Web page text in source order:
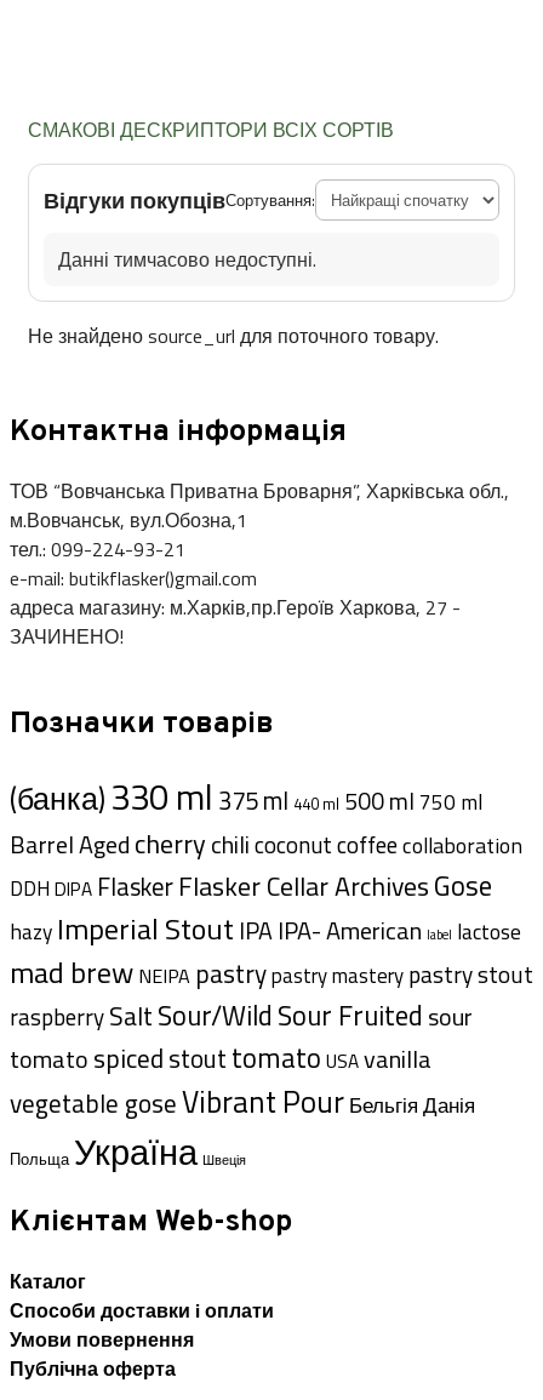
СМАКОВІ ДЕСКРИПТОРИ ВСІХ СОРТІВ
Відгуки покупцівСортування:
Данні тимчасово недоступні.
Не знайдено source_url для поточного товару.
Контактна інформація
ТОВ “Вовчанська Приватна Броварня”, Харківська обл.,
м.Вовчанськ, вул.Обозна,1
тел.: 099-224-93-21
e-mail: butikflasker()gmail.com
адреса магазину: м.Харків,пр.Героїв Харкова, 27 -
ЗАЧИНЕНО!
Позначки товарів
(банка)330 ml 375 ml 440 ml 500 ml 750 ml
Barrel Agedcherrychilicoconutcoffeecollaboration
DDH DIPA FlaskerFlasker Cellar ArchivesGose
hazy Imperial Stout IPA IPA- American label lactose
mad brew NEIPA pastrypastry masterypastry stout
raspberrySaltSour/Wild Sour Fruited sour
tomatospicedstouttomato USAvanilla
vegetable goseVibrant PourБельгіяДанія
Польща Україна Швеція
Клієнтам Web-shop
Каталог
Способи доставки i оплати
Умови повернення
Публічна оферта